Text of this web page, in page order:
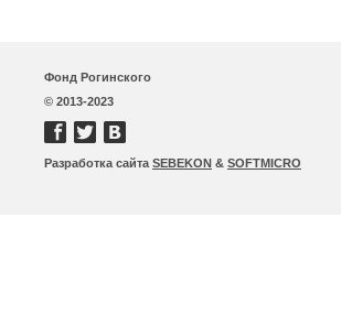
Фонд Рогинского
© 2013-2023
Разработка сайта SEBEKON & SOFTMICRO